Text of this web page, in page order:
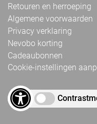
Retouren en herroeping
Algemene voorwaarden
Privacy verklaring
Nevobo korting
Cadeaubonnen
Cookie-instellingen